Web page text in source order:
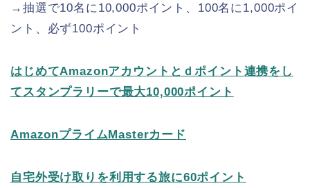
→抽選で10名に10,000ポイント、100名に1,000ポイ
ント、必ず100ポイント
はじめてAmazonアカウントとｄポイント連携をし
てスタンプラリーで最大10,000ポイント
AmazonプライムMasterカード
自宅外受け取りを利用する旅に60ポイント